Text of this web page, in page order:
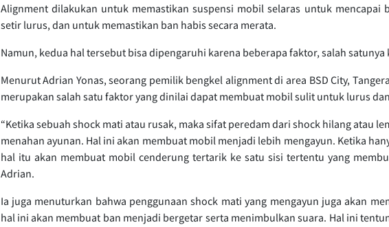
Alignment dilakukan untuk memastikan suspensi mobil selaras untuk mencapai
setir lurus, dan untuk memastikan ban habis secara merata.
Namun, kedua hal tersebut bisa dipengaruhi karena beberapa faktor, salah
Menurut Adrian Yonas, seorang pemilik bengkel alignment di area BSD City,
merupakan salah satu faktor yang dinilai dapat membuat mobil sulit untuk lurus
“Ketika sebuah shock mati atau rusak, maka sifat peredam dari shock hilang atau
menahan ayunan. Hal ini akan membuat mobil menjadi lebih mengayun. Ketika
hal itu akan membuat mobil cenderung tertarik ke satu sisi tertentu yang
Adrian.
Ia juga menuturkan bahwa penggunaan shock mati yang mengayun juga akan
hal ini akan membuat ban menjadi bergetar serta menimbulkan suara. Hal ini